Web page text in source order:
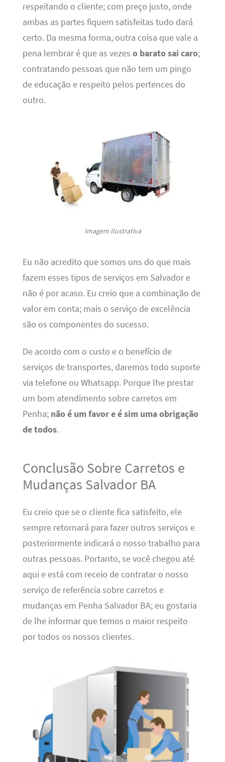
respeitando o cliente; com preço justo, onde
ambas as partes fiquem satisfeitas tudo dará
certo. Da mesma forma, outra coisa que vale a
pena lembrar é que as vezes o barato sai caro;
contratando pessoas que não tem um pingo
de educação e respeito pelos pertences do
outro.
Imagem Ilustrativa
Eu não acredito que somos uns do que mais
fazem esses tipos de serviços em Salvador e
não é por acaso. Eu creio que a combinação de
valor em conta; mais o serviço de excelência
são os componentes do sucesso.
De acordo com o custo e o benefício de
serviços de transportes, daremos todo suporte
via telefone ou Whatsapp. Porque lhe prestar
um bom atendimento sobre carretos em
Penha; não é um favor e é sim uma obrigação
de todos.
Conclusão Sobre Carretos e
Mudanças Salvador BA
Eu creio que se o cliente fica satisfeito, ele
sempre retornará para fazer outros serviços e
posteriormente indicará o nosso trabalho para
outras pessoas. Portanto, se você chegou até
aqui e está com receio de contratar o nosso
serviço de referência sobre carretos e
mudanças em Penha Salvador BA; eu gostaria
de lhe informar que temos o maior respeito
por todos os nossos clientes.